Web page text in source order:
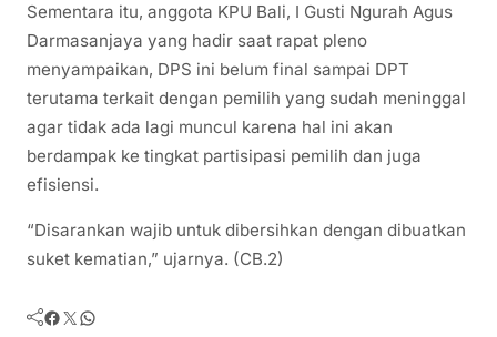
Sementara itu, anggota KPU Bali, I Gusti Ngurah Agus
Darmasanjaya yang hadir saat rapat pleno
menyampaikan, DPS ini belum final sampai DPT
terutama terkait dengan pemilih yang sudah meninggal
agar tidak ada lagi muncul karena hal ini akan
berdampak ke tingkat partisipasi pemilih dan juga
efisiensi.
“Disarankan wajib untuk dibersihkan dengan dibuatkan
suket kematian,” ujarnya. (CB.2)
Facebook Twitter WhatsApp